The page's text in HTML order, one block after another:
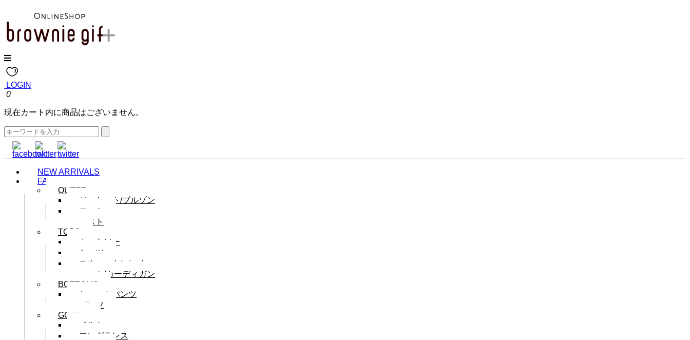
LOGIN
0
現在カート内に商品はございません。
NEW ARRIVALS
FASHION
OUTER
ジャケット/ブルゾン
コート
ベスト
TOPS
カットソー
シャツ
スウェット/パーカー
ニット/カーディガン
BOTTOMS
ショートパンツ
パンツ
GOODS
ベルト
フレグランス